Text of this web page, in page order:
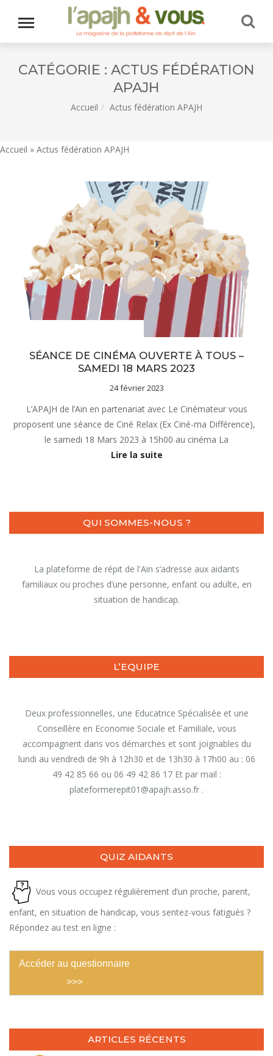
CATÉGORIE : ACTUS FÉDÉRATION
APAJH
Accueil Actus fédération APAJH
Accueil » Actus fédération APAJH
SÉANCE DE CINÉMA OUVERTE À TOUS –
SAMEDI 18 MARS 2023
24 février 2023
L’APAJH de l’Ain en partenariat avec Le Cinémateur vous
proposent une séance de Ciné Relax (Ex Ciné-ma Différence),
le samedi 18 Mars 2023 à 15h00 au cinéma La
Lire la suite
QUI SOMMES-NOUS ?
La plateforme de répit de l'Ain s’adresse aux aidants
familiaux ou proches d’une personne, enfant ou adulte, en
situation de handicap.
L’EQUIPE
Deux professionnelles, une Educatrice Spécialisée et une
Conseillère en Economie Sociale et Familiale, vous
accompagnent dans vos démarches et sont joignables du
lundi au vendredi de 9h à 12h30 et de 13h30 à 17h00 au : 06
49 42 85 66 ou 06 49 42 86 17 Et par mail :
plateformerepit01@apajh.asso.fr .
QUIZ AIDANTS
Vous vous occupez régulièrement d’un proche, parent,
enfant, en situation de handicap, vous sentez-vous fatigués ?
Répondez au test en ligne :
Accéder au questionnaire
>>>
ARTICLES RÉCENTS